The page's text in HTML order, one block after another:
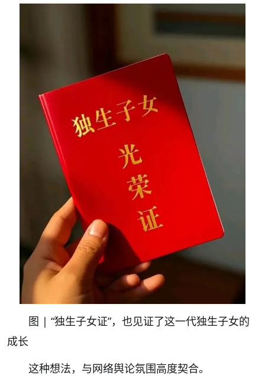
图 | “独生子女证”，也见证了这一代独生子女的
成长
这种想法，与网络舆论氛围高度契合。